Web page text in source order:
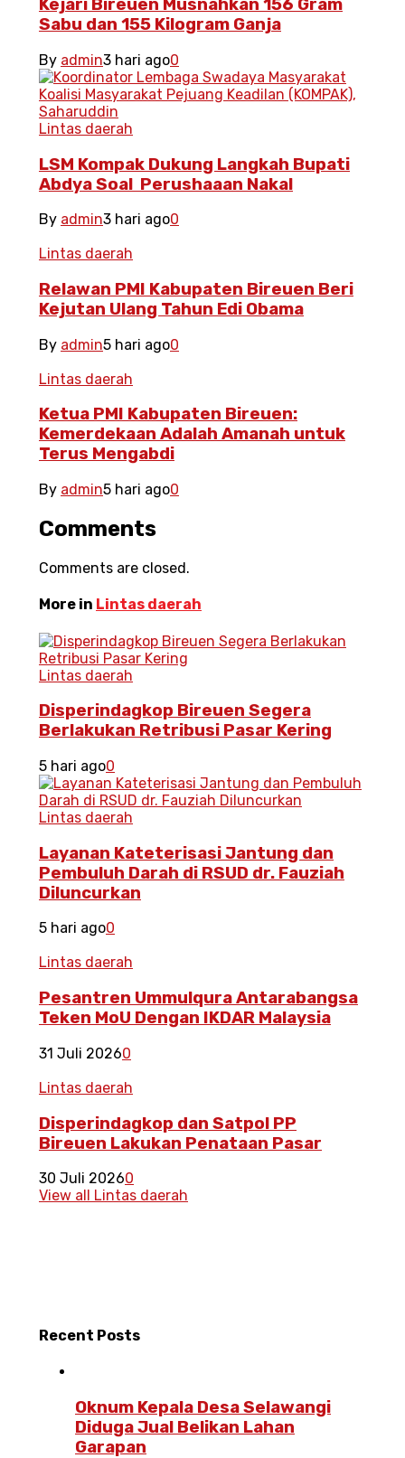
Kejari Bireuen Musnahkan 156 Gram
Sabu dan 155 Kilogram Ganja
By admin3 hari ago0
Lintas daerah
LSM Kompak Dukung Langkah Bupati
Abdya Soal Perushaaan Nakal
By admin3 hari ago0
Lintas daerah
Relawan PMI Kabupaten Bireuen Beri
Kejutan Ulang Tahun Edi Obama
By admin5 hari ago0
Lintas daerah
Ketua PMI Kabupaten Bireuen:
Kemerdekaan Adalah Amanah untuk
Terus Mengabdi
By admin5 hari ago0
Comments
Comments are closed.
More in Lintas daerah
Lintas daerah
Disperindagkop Bireuen Segera
Berlakukan Retribusi Pasar Kering
5 hari ago0
Lintas daerah
Layanan Kateterisasi Jantung dan
Pembuluh Darah di RSUD dr. Fauziah
Diluncurkan
5 hari ago0
Lintas daerah
Pesantren Ummulqura Antarabangsa
Teken MoU Dengan IKDAR Malaysia
31 Juli 20260
Lintas daerah
Disperindagkop dan Satpol PP
Bireuen Lakukan Penataan Pasar
30 Juli 20260
View all Lintas daerah
Recent Posts
Oknum Kepala Desa Selawangi
Diduga Jual Belikan Lahan
Garapan